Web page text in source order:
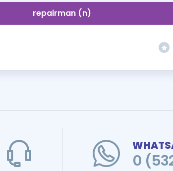
repairman (n)
0